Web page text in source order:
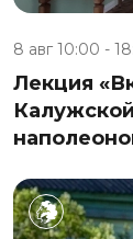
8 авг 10:00 -
Лекция